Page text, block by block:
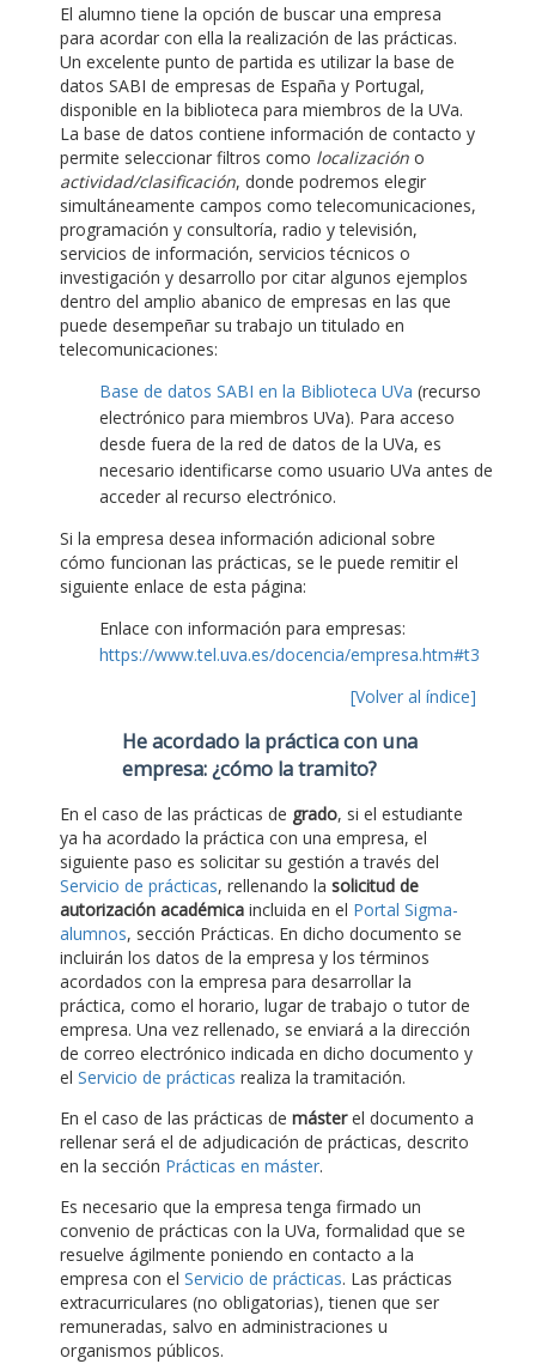
El alumno tiene la opción de buscar una empresa
para acordar con ella la realización de las prácticas.
Un excelente punto de partida es utilizar la base de
datos SABI de empresas de España y Portugal,
disponible en la biblioteca para miembros de la UVa.
La base de datos contiene información de contacto y
permite seleccionar filtros como localización o
actividad/clasificación, donde podremos elegir
simultáneamente campos como telecomunicaciones,
programación y consultoría, radio y televisión,
servicios de información, servicios técnicos o
investigación y desarrollo por citar algunos ejemplos
dentro del amplio abanico de empresas en las que
puede desempeñar su trabajo un titulado en
telecomunicaciones:
Base de datos SABI en la Biblioteca UVa (recurso
electrónico para miembros UVa). Para acceso
desde fuera de la red de datos de la UVa, es
necesario identificarse como usuario UVa antes de
acceder al recurso electrónico.
Si la empresa desea información adicional sobre
cómo funcionan las prácticas, se le puede remitir el
siguiente enlace de esta página:
Enlace con información para empresas:
https://www.tel.uva.es/docencia/empresa.htm#t3
[Volver al índice]
He acordado la práctica con una
empresa: ¿cómo la tramito?
En el caso de las prácticas de grado, si el estudiante
ya ha acordado la práctica con una empresa, el
siguiente paso es solicitar su gestión a través del
Servicio de prácticas, rellenando la solicitud de
autorización académica incluida en el Portal Sigma-
alumnos, sección Prácticas. En dicho documento se
incluirán los datos de la empresa y los términos
acordados con la empresa para desarrollar la
práctica, como el horario, lugar de trabajo o tutor de
empresa. Una vez rellenado, se enviará a la dirección
de correo electrónico indicada en dicho documento y
el Servicio de prácticas realiza la tramitación.
En el caso de las prácticas de másterel documento a
rellenar será el de adjudicación de prácticas, descrito
en la sección Prácticas en máster.
Es necesario que la empresa tenga firmado un
convenio de prácticas con la UVa, formalidad que se
resuelve ágilmente poniendo en contacto a la
empresa con el Servicio de prácticas. Las prácticas
extracurriculares (no obligatorias), tienen que ser
remuneradas, salvo en administraciones u
organismos públicos.